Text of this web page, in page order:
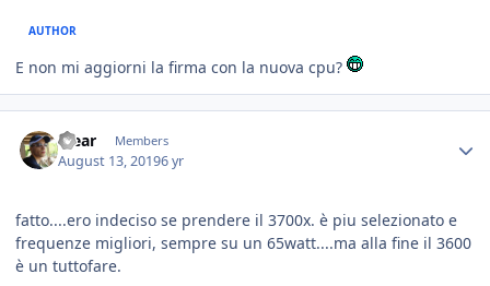
AUTHOR
E non mi aggiorni la firma con la nuova cpu?
Yjear Members
August 13, 20196 yr
fatto....ero indeciso se prendere il 3700x. è piu selezionato e
frequenze migliori, sempre su un 65watt....ma alla fine il 3600
è un tuttofare.